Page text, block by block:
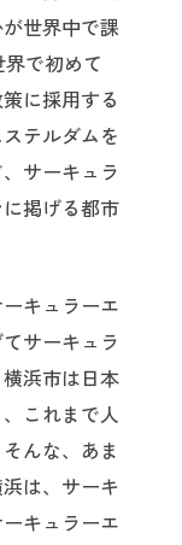
世界中で課
で初めて
に採用する
テルダムを
サーキュラ
掲げる都市
キュラーエ
サーキュラ
浜市は日本
これまで人
んな、あま
は、サーキ
キュラーエ